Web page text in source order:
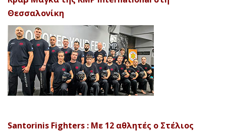
Θεσσαλονίκη
Santorinis Fighters : Με 12 αθλητές ο Στέλιος